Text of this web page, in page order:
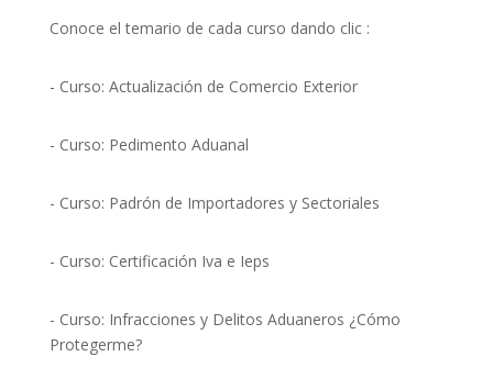
Conoce el temario de cada curso dando clic :
- Curso: Actualización de Comercio Exterior
- Curso: Pedimento Aduanal
- Curso: Padrón de Importadores y Sectoriales
- Curso: Certificación Iva e Ieps
- Curso: Infracciones y Delitos Aduaneros ¿Cómo
Protegerme?